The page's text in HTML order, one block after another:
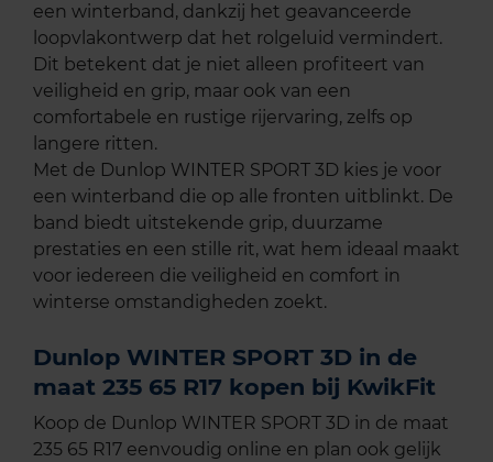
een winterband, dankzij het geavanceerde
loopvlakontwerp dat het rolgeluid vermindert.
Dit betekent dat je niet alleen profiteert van
veiligheid en grip, maar ook van een
comfortabele en rustige rijervaring, zelfs op
langere ritten.
Met de Dunlop WINTER SPORT 3D kies je voor
een winterband die op alle fronten uitblinkt. De
band biedt uitstekende grip, duurzame
prestaties en een stille rit, wat hem ideaal maakt
voor iedereen die veiligheid en comfort in
winterse omstandigheden zoekt.
Dunlop WINTER SPORT 3D in de
maat 235 65 R17 kopen bij KwikFit
Koop de Dunlop WINTER SPORT 3D in de maat
235 65 R17 eenvoudig online en plan ook gelijk